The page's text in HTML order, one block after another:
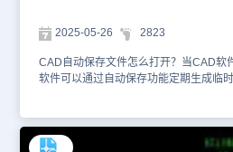
2025-05-26 2823
CAD自动保存文件怎么打开？当CAD软
软件可以通过自动保存功能定期生成临
图纸文件名称相同的后缀名为【.sv$】
为【.dwg】即可。本文件是娱乐餐饮建